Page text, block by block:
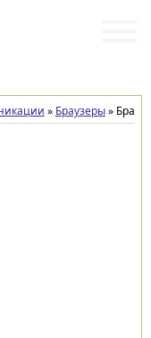
» Браузеры»